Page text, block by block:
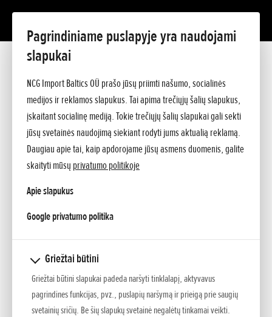
Pagrindiniame puslapyje yra naudojami
slapukai
NCG Import Baltics OÜ prašo jūsų priimti našumo, socialinės
medijos ir reklamos slapukus. Tai apima trečiųjų šalių slapukus,
įskaitant socialinę mediją. Tokie trečiųjų šalių slapukai gali sekti
jūsų svetainės naudojimą siekiant rodyti jums aktualią reklamą.
Daugiau apie tai, kaip apdorojame jūsų asmens duomenis, galite
skaityti mūsų privatumo politikoje
Apie slapukus
Google privatumo politikaopens in a new tab
Griežtai būtini
Griežtai būtini slapukai padeda naršyti tinklalapį, aktyvavus
pagrindines funkcijas, pvz., puslapių naršymą ir prieigą prie saugių
svetainių sričių. Be šių slapukų svetainė negalėtų tinkamai veikti.
Mano Honda
Privatumo sąlygos ir slapukų politika
Prieinamumas
AUTOMOBILIO DRAUDIMAS
patenkinti. Su „Honda“ automobilių draudimu gausite ir
daugiau dalykų, kurie jus nudžiugins. Jei kartais atsitiktų
nelaimė, pasirūpinsime, kad labai greitai galėtumėte tęsti
kelionę.